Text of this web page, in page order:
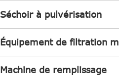
Séchoir à pulvérisation
Équipement de filtration
Machine de remplissage